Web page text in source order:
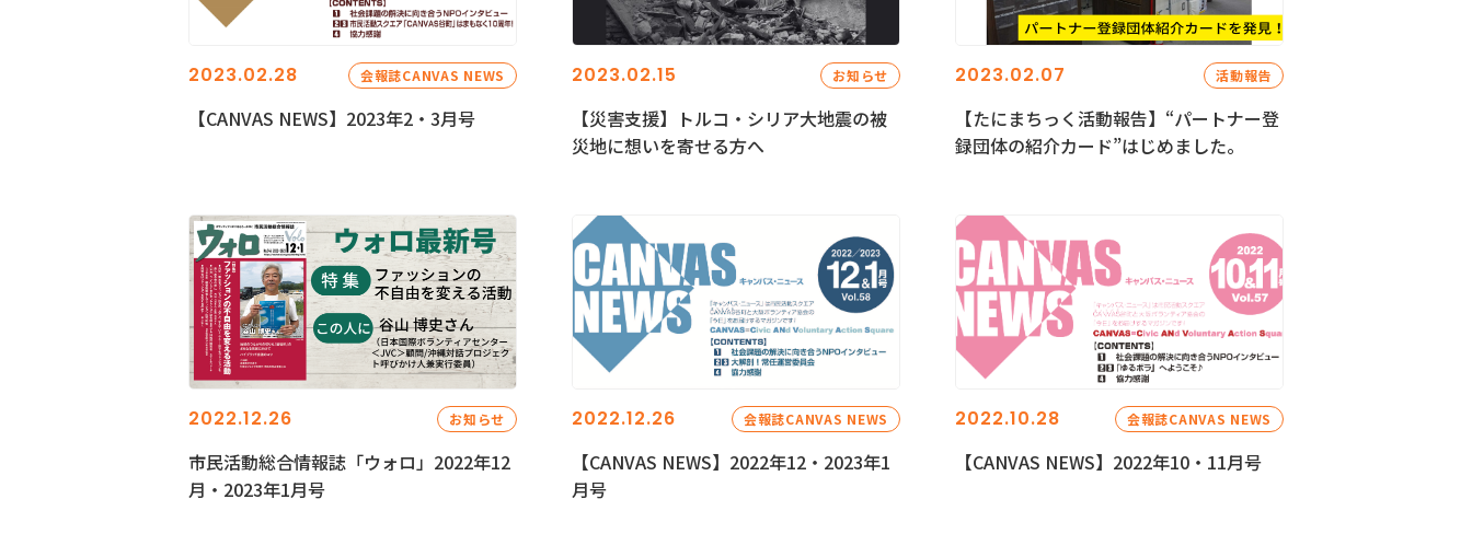
2023.02.28 会報誌CANVAS NEWS
【CANVAS NEWS】2023年2・3月号
2023.02.15 お知らせ
【災害支援】トルコ・シリア大地震の被
災地に想いを寄せる方へ
2023.02.07 活動報告
【たにまちっく活動報告】“パートナー登
録団体の紹介カード”はじめました。
2022.12.26 お知らせ
市民活動総合情報誌「ウォロ」2022年12
月・2023年1月号
2022.12.26 会報誌CANVAS NEWS
【CANVAS NEWS】2022年12・2023年1
月号
2022.10.28 会報誌CANVAS NEWS
【CANVAS NEWS】2022年10・11月号